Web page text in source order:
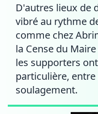
D'autres lieux de
vibré au rythme
comme chez
la Cense du
les supporters
particulière,
soulagement.